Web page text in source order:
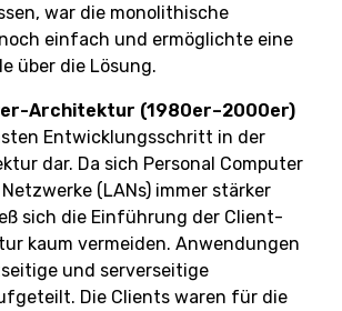
war die monolithische
einfach und ermöglichte eine
über die Lösung.
Architektur (1980er–2000er)
Entwicklungsschritt in der
dar. Da sich Personal Computer
(LANs) immer stärker
sich die Einführung der Client-
kaum vermeiden. Anwendungen
und serverseitige
Die Clients waren für die